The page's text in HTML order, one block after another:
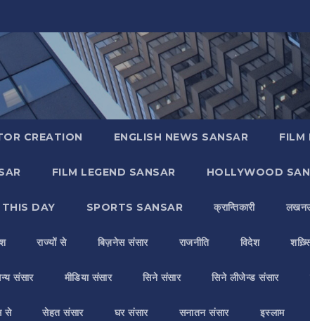
CREATION ENGLISH NEWS SANSAR FILM
FILM LEGEND SANSAR HOLLYWOOD
DAY SPORTS SANSAR क्रान्तिकारी
राज्यों से बिज़नेस संसार राजनीति विदेश
संसार मीडिया संसार सिने संसार सिने लीजेन्ड संसार
से सेहत संसार घर संसार सनातन संसार इस्लाम